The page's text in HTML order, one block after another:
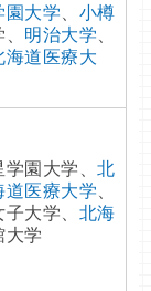
園大学
小樽
明治大学
海道医療大
学園大学、北
道医療大学
大学、 北海
大学